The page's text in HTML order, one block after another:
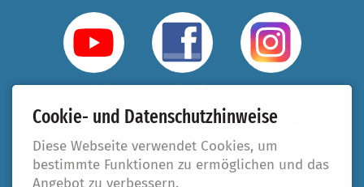
YouTube Facebook Instagram
Cookie- und Datenschutzhinweise
Diese Webseite verwendet Cookies, um
bestimmte Funktionen zu ermöglichen und das
Angebot zu verbessern.